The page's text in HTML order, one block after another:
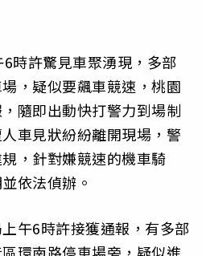
時許驚見車聚湧現，多部
，疑似要飆車競速，桃園
隨即出動快打警力到場制
車見狀紛紛離開現場，警
，針對嫌競速的機車騎
依法偵辦。
午6時許接獲通報，有多部
環南路停車場旁，疑似進